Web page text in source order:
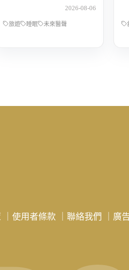
2026-08-06
旅遊 睡眠 未來醫聲
｜使用者條款 ｜聯絡我們 廣